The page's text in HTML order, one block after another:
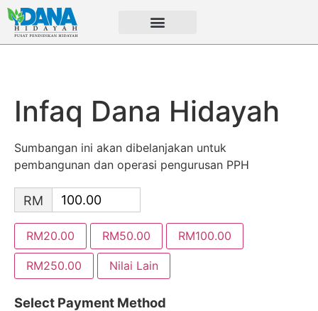
Infaq Dana Hidayah
Sumbangan ini akan dibelanjakan untuk
pembangunan dan operasi pengurusan PPH
RM
RM20.00 RM50.00 RM100.00
RM250.00 Nilai Lain
Select Payment Method